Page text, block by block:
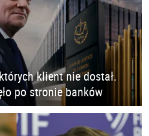
klient nie dostał.
po stronie banków